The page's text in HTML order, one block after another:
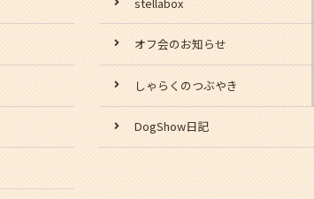
オフ会のお知らせ
しゃらくのつぶやき
DogShow日記
スタッフ日記